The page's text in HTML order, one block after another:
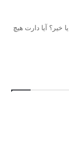
آیا دارت هیچ